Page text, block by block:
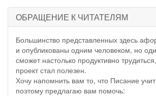
ОБРАЩЕНИЕ К ЧИТАТЕЛЯМ
Большинство представленных здесь
и опубликованы одним человеком, но
сможет настолько продуктивно
проект стал полезен.
Хочу напомнить вам то, что Писание
поэтому предлагаю вам помочь: